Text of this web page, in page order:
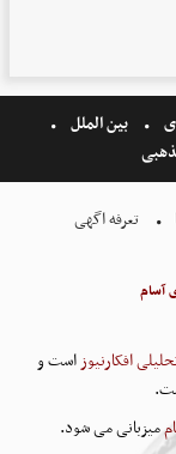
بین الملل
تعرفه اگهی
آسام
افکارنیوزاست و
میزبانی می شود.